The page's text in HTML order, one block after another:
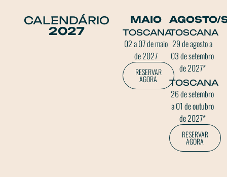
CALENDÁRIO
2027
MAIO
TOSCANA
02 a 07 de maio
de 2027
RESERVAR
AGORA
AGOSTO/
TOSCANA
29 de agosto a
03 de setembro
de 2027*
TOSCANA
26 de setembro
a 01 de outubro
de 2027*
RESERVAR
AGORA